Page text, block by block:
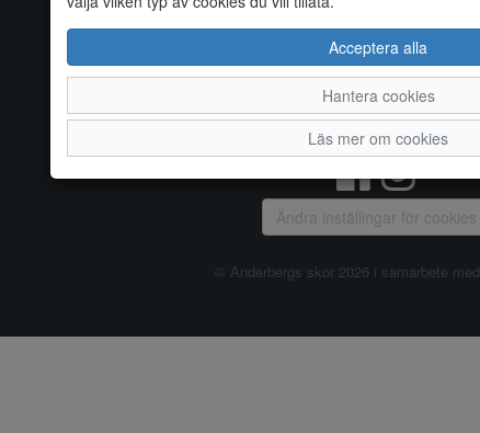
Acceptera alla
Hantera cookies
Läs mer om cookies
Om oss
Öppettider
Ändra inställingar för cookies
© Anderbergs skor 2026 i samarbete med